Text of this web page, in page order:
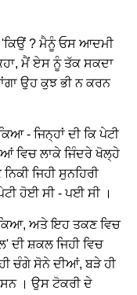
? ਮੈਨੂੰ ਓਸ ਆਦਮੀ
ਮੈਂ ਏਸ ਨੂੰ ਤੱਕ ਸਕਦਾ
ਉਹ ਕੁਝ ਭੀ ਨ ਕਰਨ
- ਜਿਨ੍ਹਾਂ ਦੀ ਕਿ ਪੇਟੀ
ਵਿਚ ਲਾਕੇ ਜਿੰਦਰੇ ਖੋਲ੍ਹੇ
ਜਿਹੀ ਸੁਨਹਿਰੀ
ਹੋਈ ਸੀ - ਪਈ ਸੀ ।
ਅਤੇ ਇਹ ਤਕਣ ਵਿਚ
ਦੀ ਸ਼ਕਲ ਜਿਹੀ ਵਿਚ
ਚੰਗੇ ਸੋਨੇ ਦੀਆਂ, ਬੜੇ ਹੀ
। ਉਸ ਟੋਕਰੀ ਦੇ